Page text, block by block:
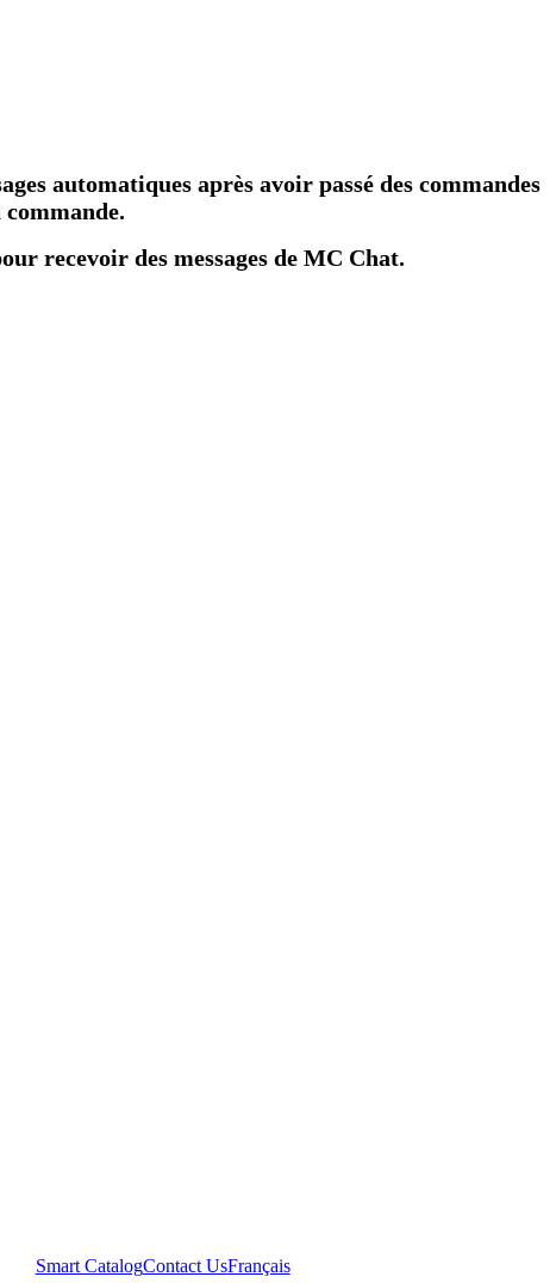
automatiques après avoir passé des commandes
recevoir des messages de MC Chat.
Smart CatalogContact UsFrançais